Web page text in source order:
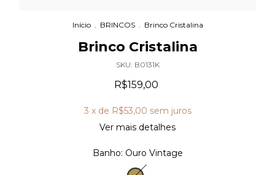
Início BRINCOS Brinco Cristalina
Brinco Cristalina
SKU: B0131K
R$159,00
3 x de R$53,00 sem juros
Ver mais detalhes
Banho: Ouro Vintage